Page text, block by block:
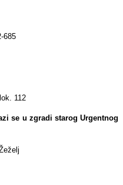
685
112
se u zgradi starog Urgentnog
Žeželj
24-11